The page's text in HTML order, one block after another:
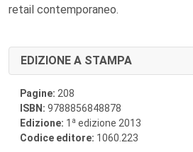
retail contemporaneo.
EDIZIONE A STAMPA
Pagine: 208
ISBN: 9788856848878
Edizione: 1 a edizione 2013
Codice editore: 1060.223